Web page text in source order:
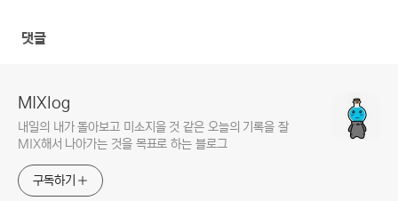
댓글
MIXlog
내일의 내가 돌아보고 미소지을 것 같은 오늘의 기록을 잘
MIX해서 나아가는 것을 목표로 하는 블로그
구독하기